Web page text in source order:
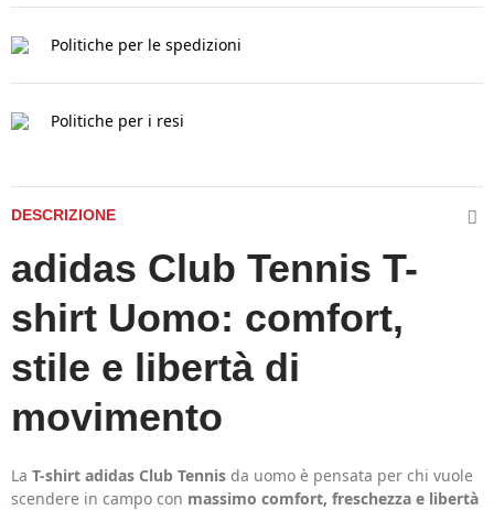
Politiche per le spedizioni
Politiche per i resi
DESCRIZIONE
adidas Club Tennis T-
shirt Uomo: comfort,
stile e libertà di
movimento
La T-shirt adidas Club Tennis da uomo è pensata per chi vuole
scendere in campo con massimo comfort, freschezza e libertà